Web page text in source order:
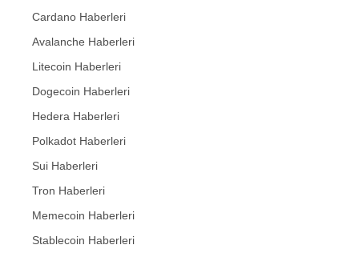
Cardano Haberleri
Avalanche Haberleri
Litecoin Haberleri
Dogecoin Haberleri
Hedera Haberleri
Polkadot Haberleri
Sui Haberleri
Tron Haberleri
Memecoin Haberleri
Stablecoin Haberleri